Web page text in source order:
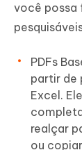
você possa
PDFs
partir de
Excel.
realçar
ou